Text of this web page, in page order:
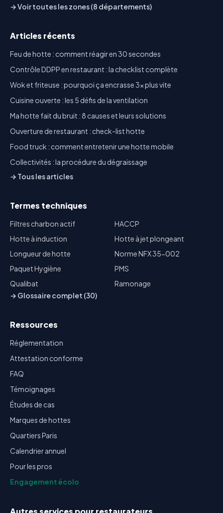
→ Voir toutes les zones (8 départements)
Articles récents
Feu de hotte : comment réagir en 30 secondes
Contrôle DDPP en restaurant : la checklist complète
Wok et friteuse : pourquoi ça encrasse 3x plus vite
Cuisine ouverte : les 5 défis de la ventilation
Ma hotte fait du bruit : 8 causes et leurs solutions
Ouverture de restaurant : check-list hotte
Food truck : comment entretenir une hotte mobile
Collectivités : la procédure du dégraissage
→ Tous les articles
Termes techniques
Filtres charbon actif
HACCP
Hotte à induction
Hotte à jet plongeant
Longueur de hotte
Norme NFX 35-002
Paquet Hygiène
PMS
Qualibat
Ramonage
→ Glossaire complet (30)
Ressources
Réglementation
Attestation conforme
FAQ
Témoignages
Études de cas
Marques de hottes
Quartiers Paris
Calendrier annuel
Pour les pros
Engagement écolo